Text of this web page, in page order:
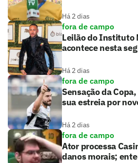
Há 2 dias
fora de campo
Leilão do Instituto
acontece nesta
Há 2 dias
fora de campo
Sensação da
sua estreia por
Há 2 dias
fora de campo
Ator processa
danos morais;